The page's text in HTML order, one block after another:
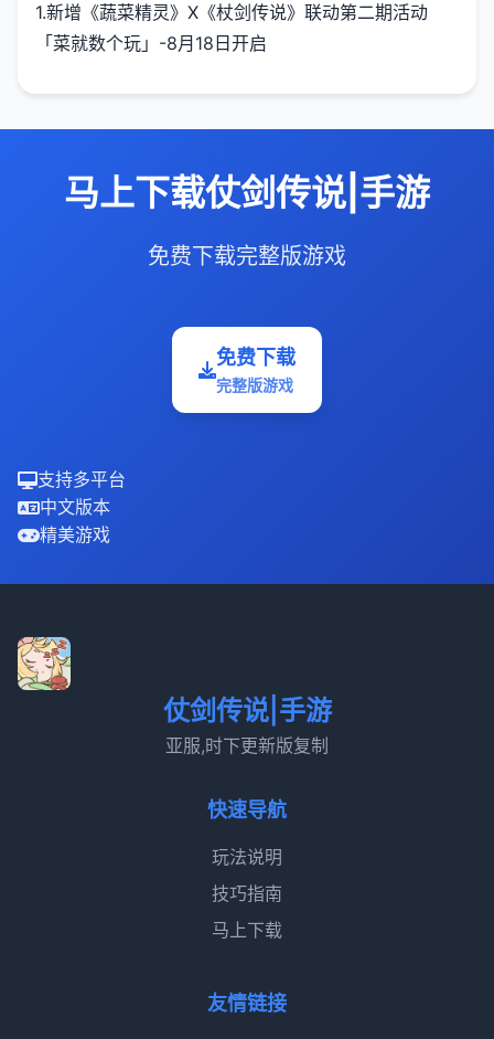
1.新增《蔬菜精灵》X《杖剑传说》联动第二期活动
「菜就数个玩」-8月18日开启
马上下载仗剑传说|手游
免费下载完整版游戏
免费下载
完整版游戏
支持多平台
中文版本
精美游戏
仗剑传说|手游
亚服,时下更新版复制
快速导航
玩法说明
技巧指南
马上下载
友情链接